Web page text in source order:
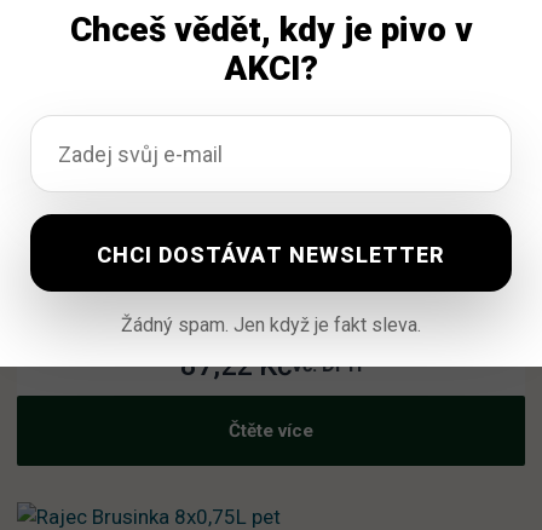
Korunní Limeta / Máta 6×1,5l pet
Vyprodáno
87,22Kčvč. DPH
Čtěte více
Chceš vědět, kdy je pivo v
AKCI?
Žádný spam. Jen když je fakt sleva.